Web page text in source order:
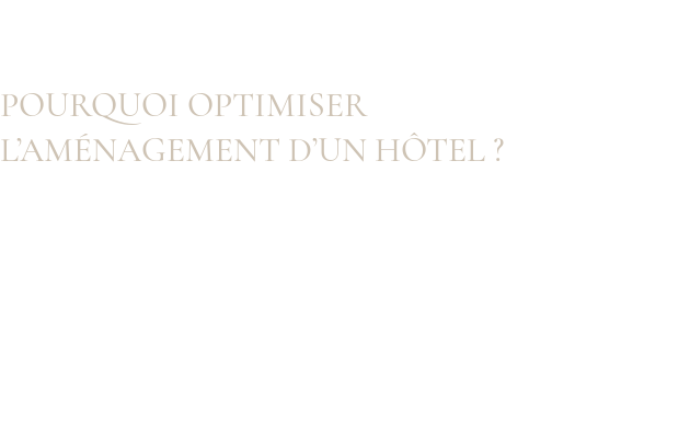
POURQUOI OPTIMISER
L’AMÉNAGEMENT D’UN HÔTEL ?